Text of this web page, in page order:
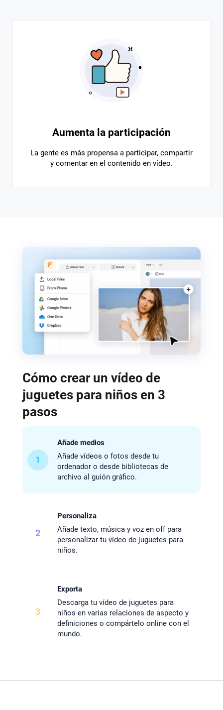
Aumenta la participación
La gente es más propensa a participar, compartir
y comentar en el contenido en vídeo.
Cómo crear un vídeo de
juguetes para niños en 3
pasos
1
Añade medios
Añade vídeos o fotos desde tu
ordenador o desde bibliotecas de
archivo al guión gráfico.
2
Personaliza
Añade texto, música y voz en off para
personalizar tu vídeo de juguetes para
niños.
3
Exporta
Descarga tu vídeo de juguetes para
niños en varias relaciones de aspecto y
definiciones o compártelo online con el
mundo.